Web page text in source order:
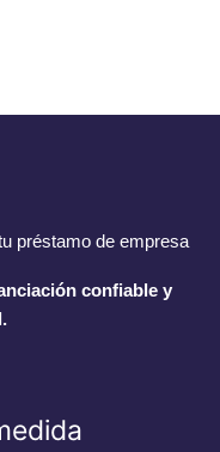
préstamo de empresa
confiable y